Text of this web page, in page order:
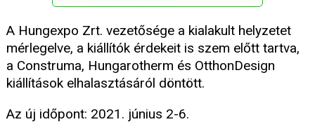
A Hungexpo Zrt. vezetősége a kialakult helyzetet
mérlegelve, a kiállítók érdekeit is szem előtt tartva,
a Construma, Hungarotherm és OtthonDesign
kiállítások elhalasztásáról döntött.
Az új időpont: 2021. június 2-6.